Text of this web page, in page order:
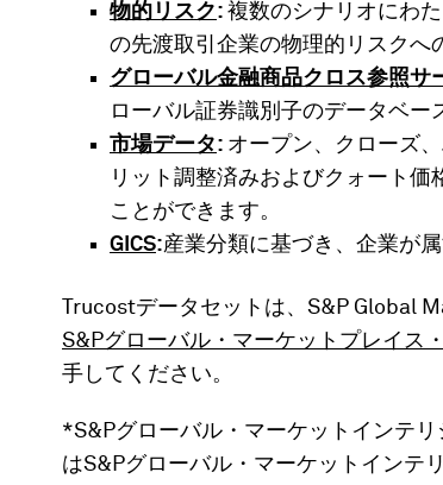
物的リスク: 複数のシナリオにわ
の先渡取引企業の物理的リスクへ
グローバル金融商品クロス参照サ
ローバル証券識別子のデータベー
市場データ: オープン、クローズ
リット調整済みおよびクォート
ことができます。
GICS:産業分類に基づき、企業が
Trucostデータセットは、S&P Global
S&Pグローバル・マーケットプレイス
手してください。
*S&Pグローバル・マーケットインテ
はS&Pグローバル・マーケットインテ